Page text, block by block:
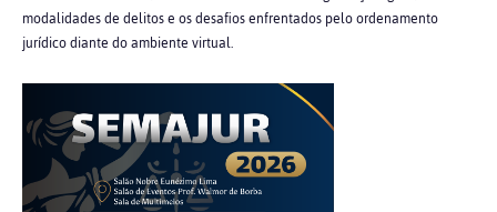
modalidades de delitos e os desafios enfrentados pelo ordenamento
jurídico diante do ambiente virtual.